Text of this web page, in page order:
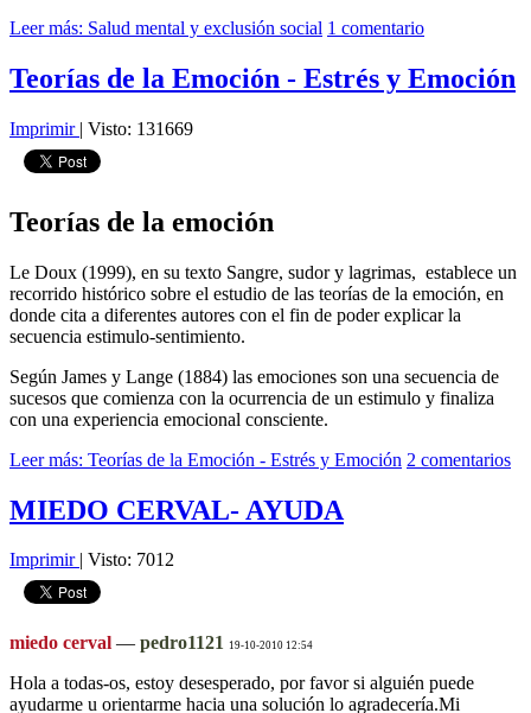
Leer más: Salud mental y exclusión social 1 comentario
Teorías de la Emoción - Estrés y Emoción
Imprimir | Visto: 131669
Teorías de la emoción
Le Doux (1999), en su texto Sangre, sudor y lagrimas, establece un
recorrido histórico sobre el estudio de las teorías de la emoción, en
donde cita a diferentes autores con el fin de poder explicar la
secuencia estimulo-sentimiento.
Según James y Lange (1884) las emociones son una secuencia de
sucesos que comienza con la ocurrencia de un estimulo y finaliza
con una experiencia emocional consciente.
Leer más: Teorías de la Emoción - Estrés y Emoción 2 comentarios
MIEDO CERVAL- AYUDA
Imprimir Visto: 7012
miedo cerval — pedro1121 19-10-2010 12:54
Hola a todas-os, estoy desesperado, por favor si alguién puede
ayudarme u orientarme hacia una solución lo agradecería.Mi